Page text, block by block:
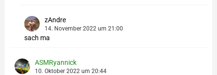
zAndre
14. November 2022 um 21:00
sach ma
ASMRyannick
10. Oktober 2022 um 20:44